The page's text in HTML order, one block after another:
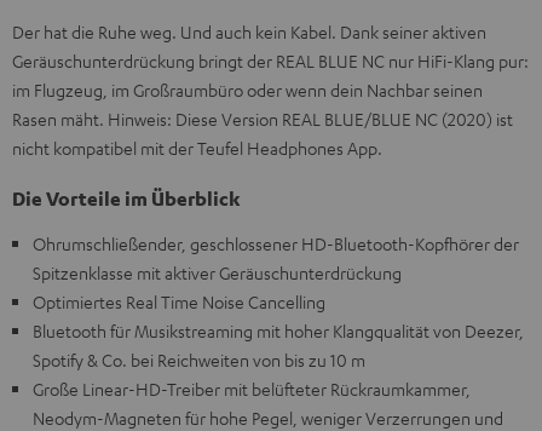
Der hat die Ruhe weg. Und auch kein Kabel. Dank seiner aktiven
Geräuschunterdrückung bringt der REAL BLUE NC nur HiFi-Klang pur:
im Flugzeug, im Großraumbüro oder wenn dein Nachbar seinen
Rasen mäht. Hinweis: Diese Version REAL BLUE/BLUE NC (2020) ist
nicht kompatibel mit der Teufel Headphones App.
Die Vorteile im Überblick
Ohrumschließender, geschlossener HD-Bluetooth-Kopfhörer der
Spitzenklasse mit aktiver Geräuschunterdrückung
Optimiertes Real Time Noise Cancelling
Bluetooth für Musikstreaming mit hoher Klangqualität von Deezer,
Spotify & Co. bei Reichweiten von bis zu 10 m
Große Linear-HD-Treiber mit belüfteter Rückraumkammer,
Neodym-Magneten für hohe Pegel, weniger Verzerrungen und